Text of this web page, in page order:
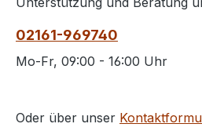
02161-969740
Mo-Fr, 09:00 - 16:00 Uhr
Oder über unser